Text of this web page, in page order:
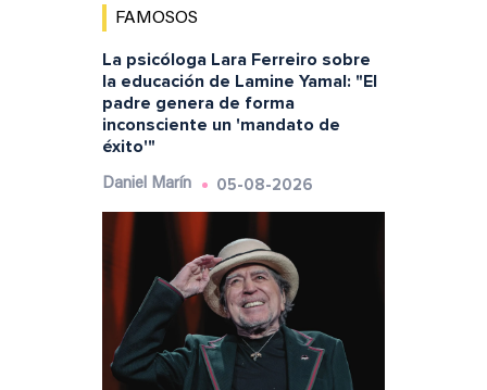
FAMOSOS
La psicóloga Lara Ferreiro sobre
la educación de Lamine Yamal: "El
padre genera de forma
inconsciente un 'mandato de
éxito'"
Daniel Marín 05-08-2026